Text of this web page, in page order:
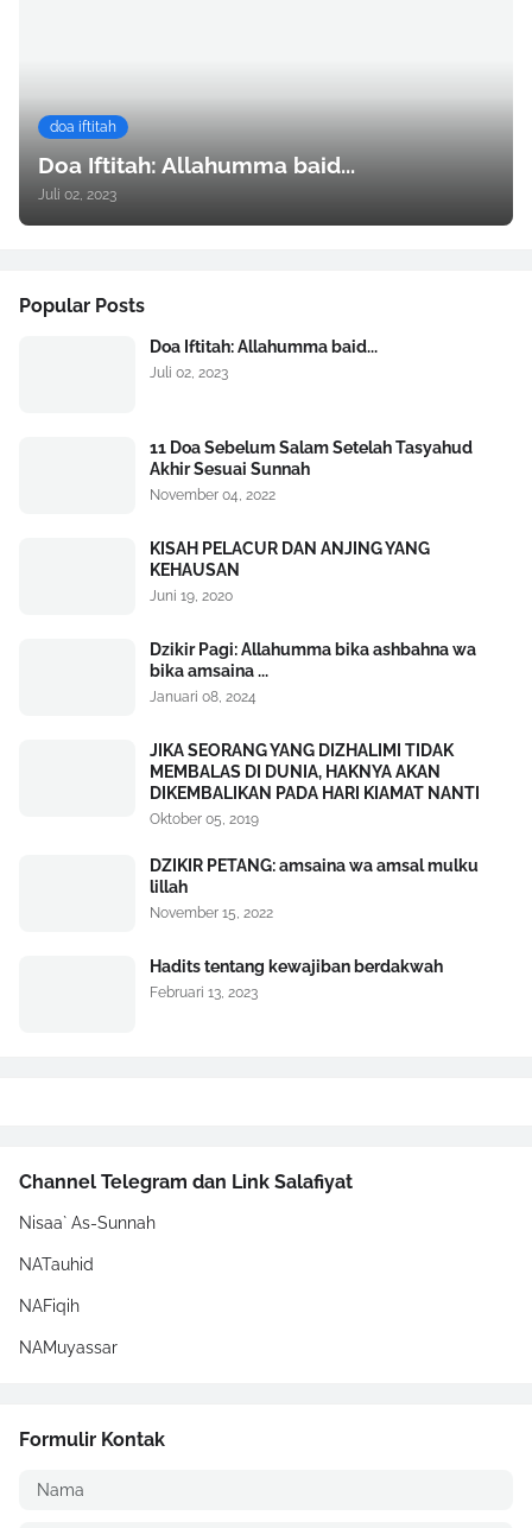
doa iftitah
Doa Iftitah: Allahumma baid...
Juli 02, 2023
Popular Posts
Doa Iftitah: Allahumma baid...
Juli 02, 2023
11 Doa Sebelum Salam Setelah Tasyahud
Akhir Sesuai Sunnah
November 04, 2022
KISAH PELACUR DAN ANJING YANG
KEHAUSAN
Juni 19, 2020
Dzikir Pagi: Allahumma bika ashbahna wa
bika amsaina ...
Januari 08, 2024
JIKA SEORANG YANG DIZHALIMI TIDAK
MEMBALAS DI DUNIA, HAKNYA AKAN
DIKEMBALIKAN PADA HARI KIAMAT NANTI
Oktober 05, 2019
DZIKIR PETANG: amsaina wa amsal mulku
lillah
November 15, 2022
Hadits tentang kewajiban berdakwah
Februari 13, 2023
Channel Telegram dan Link Salafiyat
Nisaa` As-Sunnah
NATauhid
NAFiqih
NAMuyassar
Formulir Kontak